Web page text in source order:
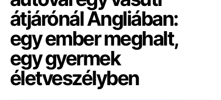
átjárónál Angliában:
egy ember meghalt,
egy gyermek
életveszélyben